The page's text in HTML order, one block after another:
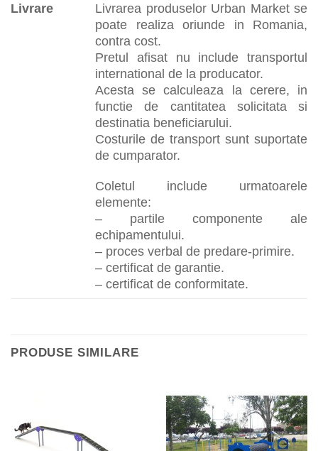
Livrare
Livrarea produselor Urban Market se
poate realiza oriunde in Romania,
contra cost.
Pretul afisat nu include transportul
international de la producator.
Acesta se calculeaza la cerere, in
functie de cantitatea solicitata si
destinatia beneficiarului.
Costurile de transport sunt suportate
de cumparator.
Coletul include urmatoarele
elemente:
– partile componente ale
echipamentului.
– proces verbal de predare-primire.
– certificat de garantie.
– certificat de conformitate.
PRODUSE SIMILARE